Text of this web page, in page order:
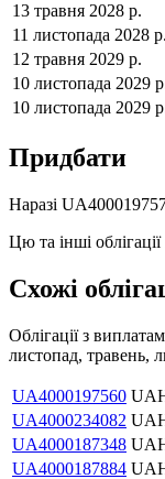
13 травня 2028 р.
11 листопада 2028 р.
12 травня 2029 р.
10 листопада 2029
10 листопада 2029
Придбати
Наразі
Цю та інші
Схожі
Облігації з
листопад, травень,
UA4000197560
UA4000234082
UA4000187348
UA4000187884